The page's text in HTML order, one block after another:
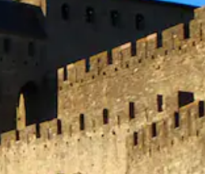
le bas pour les parcourir ou en